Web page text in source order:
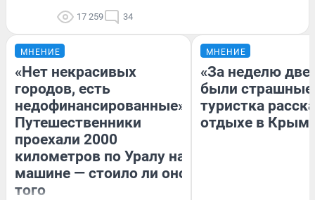
17 259 34
МНЕНИЕ
«Нет некрасивых
городов, есть
недофинансированные».
Путешественники
проехали 2000
километров по Уралу на
машине — стоило ли оно
того
МНЕНИЕ
«За неделю две
были
туристка
отдыхе в